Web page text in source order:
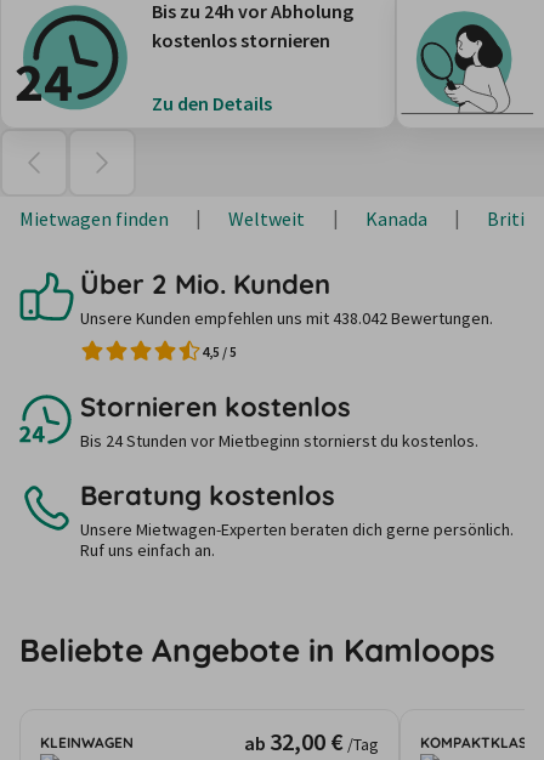
Bis zu 24h vor Abholung
kostenlos stornieren
Zu den Details
Mietwagen finden Weltweit Kanada
Über 2 Mio. Kunden
Unsere Kunden empfehlen uns mit 438.042 Bewertungen.
4,5 /5
Stornieren kostenlos
Bis 24 Stunden vor Mietbeginn stornierst du kostenlos.
Beratung kostenlos
Unsere Mietwagen-Experten beraten dich gerne persönlich.
Ruf uns einfach an.
Beliebte Angebote in Kamloops
KLEINWAGEN ab 32,00 € /Tag KOMPAKTKLASSE